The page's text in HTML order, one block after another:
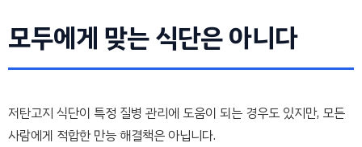
모두에게 맞는 식단은 아니다
저탄고지 식단이 특정 질병 관리에 도움이 되는 경우도 있지만, 모든
사람에게 적합한 만능 해결책은 아닙니다.